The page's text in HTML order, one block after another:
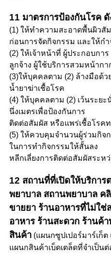
11 มาตรการป้องกันโรค
(1) ให้ทำความสะอาดพื้นผิวสั
ก่อนการจัดกิจกรรม และให้ก
(2) ให้เจ้าหน้าที่ ผู้ประกอบกา
ลูกจ้าง ผู้ใช้บริการสวมหน้าก
(3)ให้บุคคลตาม (2) ล้างมือด้
น้ำยาฆ่าเชื้อโรค
(4) ให้บุคคลตาม (2) เว้นระย
นึ่งเมตรเพื่อป้องกันการ
ติดต่อสัมผัส หรือแพร่เชื้อโรค
(5) ให้ควบคุมจำนวนผู้ร่วมกิจ
ในการทำกิจกรรมให้สั้นลง
หลีกเลี่ยงการติดต่อสัมผัสระห
12 สถานที่ที่เปิดให้บริการ
พยาบาล สถานพยาบาล ค
ขายยา ร้านอาหารที่ไม่ใช่
อาหาร ร้านสะดวก ร้านค้
สินค้า(แผนกซูปเปอร์มาร์เก็
แผนกสินค้าเบ็ดเตล็ดที่จำเป็น